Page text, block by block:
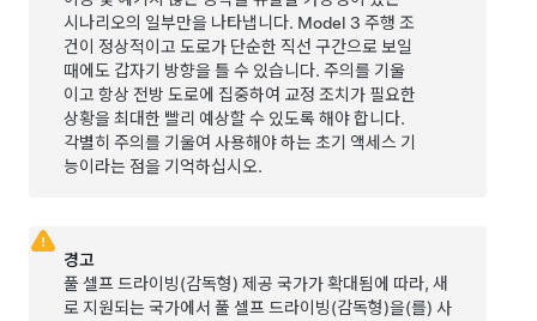
시나리오의 일부만을 나타냅니다. Model 3 주행 조
건이 정상적이고 도로가 단순한 직선 구간으로 보일
때에도 갑자기 방향을 틀 수 있습니다. 주의를 기울
이고 항상 전방 도로에 집중하여 교정 조치가 필요한
상황을 최대한 빨리 예상할 수 있도록 해야 합니다.
각별히 주의를 기울여 사용해야 하는 초기 액세스 기
능이라는 점을 기억하십시오.
경고
풀 셀프 드라이빙(감독형) 제공 국가가 확대됨에 따라, 새
로 지원되는 국가에서풀 셀프 드라이빙(감독형)을(를) 사